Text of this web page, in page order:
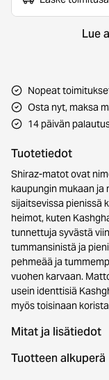
Lue
Nopeat
Osta nyt, maksa
14 päivän
Tuotetiedot
Shiraz-matot ovat
kaupungin mukaan ja
sijaitsevissa pienissä
heimot, kuten
tunnettuja syvästä
tummansinistä ja
pehmeää ja
vuohen karvaan.
usein identtisiä
myös toisinaan
Mitat ja lisätiedot
Tuotteen alkuperä